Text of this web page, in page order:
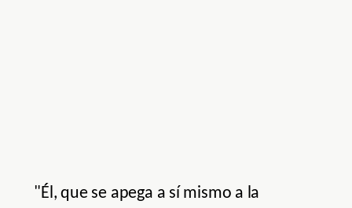
"Él, que se apega a sí mismo a la